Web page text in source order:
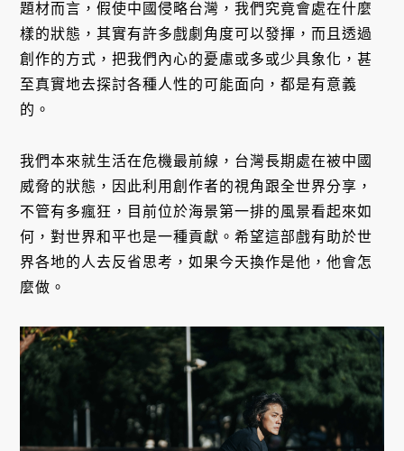
題材而言，假使中國侵略台灣，我們究竟會處在什麼
樣的狀態，其實有許多戲劇角度可以發揮，而且透過
創作的方式，把我們內心的憂慮或多或少具象化，甚
至真實地去探討各種人性的可能面向，都是有意義
的。
我們本來就生活在危機最前線，台灣長期處在被中國
威脅的狀態，因此利用創作者的視角跟全世界分享，
不管有多瘋狂，目前位於海景第一排的風景看起來如
何，對世界和平也是一種貢獻。希望這部戲有助於世
界各地的人去反省思考，如果今天換作是他，他會怎
麼做。